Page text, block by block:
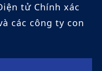
tử Chính xác
các công ty con